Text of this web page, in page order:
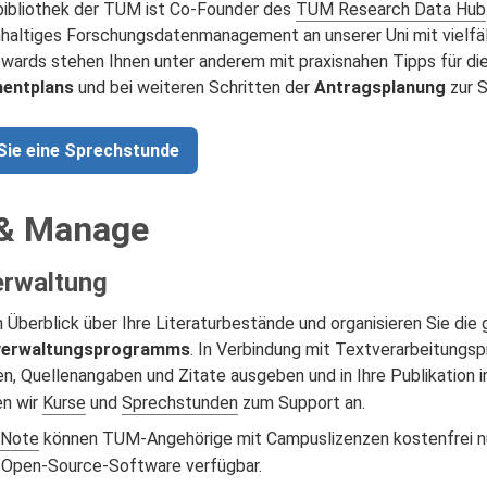
der TUM ist Co-Founder des TUM Research Data Hub
Forschungsdatenmanagement an unserer Uni mit
stehen Ihnen unter anderem mit praxisnahen Tipps für
und bei weiteren Schritten der Antragsplanung zur
eine Sprechstunde
Manage
Überblick über Ihre Literaturbestände und organisieren Sie
. In Verbindung mit
Quellenangaben und Zitate ausgeben und in Ihre Publikation
wir Kurse und Sprechstunden zum Support an.
können TUM-Angehörige mit Campuslizenzen kostenfrei
Source-Software verfügbar.